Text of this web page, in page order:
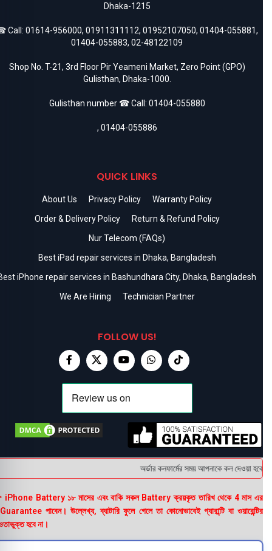
Dhaka-1215
Call: 01614-956000, 01911311112, 01952107050, 01404-055881,
01404-055883, 02-48122109
Shop No. T-21, 3rd Floor Pir Yeameni Market, Zero Point (GPO)
Gulisthan, Dhaka-1000.
Gulisthan number ☎ Call: 01404-055880
, 01404-055886
QUICK LINKS
About Us Privacy Policy
Warranty Policy
Order & Delivery Policy
Return & Refund Policy
Nur Telecom (FAQs)
Best iPad repair services in Dhaka, Bangladesh
iPhone repair services in Bashundhara City, Dhaka, Bangladesh
We Are Hiring
Technician Partner
FOLLOW US!
অর্ডার কনফার্মের সময় আপনাকে কল দেওয়া হবে
Battery ১৮ মাসের এবং বাকি সকল Battery ক্রয়কৃত তারিখ থেকে 4 মাস এর
পাবেন। উল্লেখ্য, ব্যাটারি ফুলে গেলে তা কোনোভাবেই গ্যারান্টি বা ওয়ারেন্টির
হবে না।